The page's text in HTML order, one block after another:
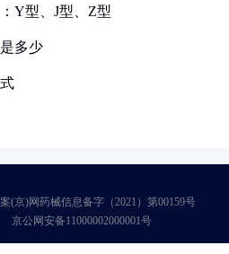
Y型、J型、Z型
多少
(京)网药械信息备字（2021）第00159号
京公网安备11000002000001号